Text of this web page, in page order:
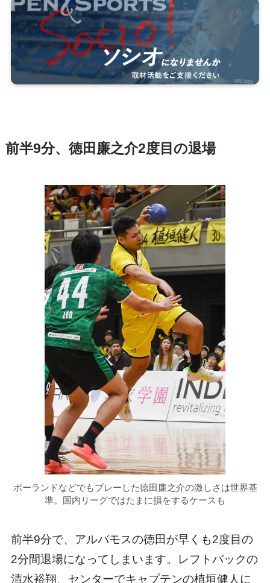
前半9分、徳田廉之介2度目の退場
ポーランドなどでもプレーした徳田廉之介の激しさは世界基
準。国内リーグではたまに損をするケースも
前半9分で、アルバモスの徳田が早くも2度目の
2分間退場になってしまいます。レフトバックの
清水裕翔、センターでキャプテンの植垣健人に